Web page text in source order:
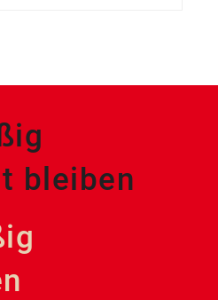
bleiben